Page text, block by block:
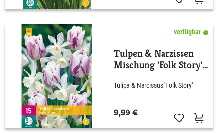
verfügbar
Tulpen & Narzissen
Mischung 'Folk Story'
Tulipa & Narcissus 'Folk Story'
9,99 €